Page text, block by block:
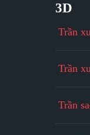
3D
Trần
Trần
Trần